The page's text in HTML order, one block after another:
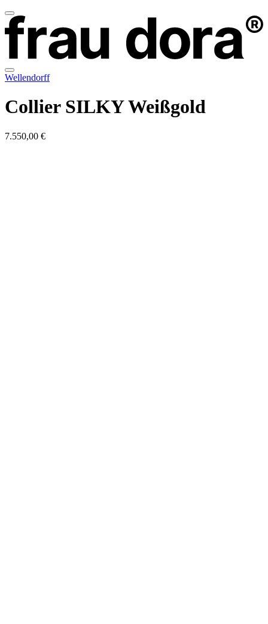
Wellendorff
Collier SILKY Weißgold
7.550,00 €